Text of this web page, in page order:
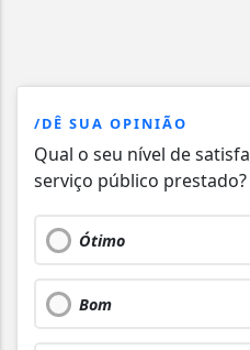
/DÊ SUA OPINIÃO
Qual o seu nível de
serviço público prestado?
Ótimo
Bom